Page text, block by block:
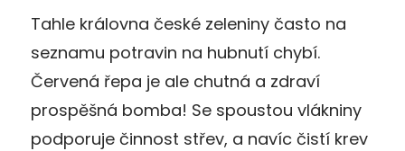
Tahle královna české zeleniny často na
seznamu potravin na hubnutí chybí.
Červená řepa je ale chutná a zdraví
prospěšná bomba! Se spoustou vlákniny
podporuje činnost střev, a navíc čistí krev